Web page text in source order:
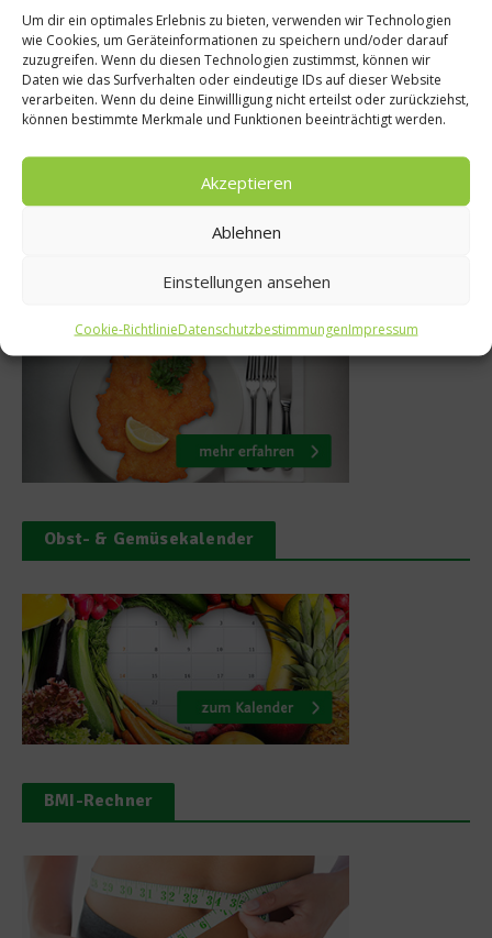
Um dir ein optimales Erlebnis zu bieten, verwenden wir Technologien
wie Cookies, um Geräteinformationen zu speichern und/oder darauf
zuzugreifen. Wenn du diesen Technologien zustimmst, können wir
Daten wie das Surfverhalten oder eindeutige IDs auf dieser Website
verarbeiten. Wenn du deine Einwillligung nicht erteilst oder zurückziehst,
können bestimmte Merkmale und Funktionen beeinträchtigt werden.
Akzeptieren
Ablehnen
Einstellungen ansehen
Cookie-RichtlinieDatenschutzbestimmungenImpressum
Getränke
Architektur und
VDP: Franz
Schwarzer
Was isst Deutschland
Obst- & Gemüsekalender
BMI-Rechner